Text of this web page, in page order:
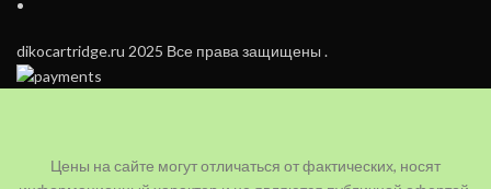
dikocartridge.ru 2025 Все права защищены .
Цены на сайте могут отличаться от фактических, носят